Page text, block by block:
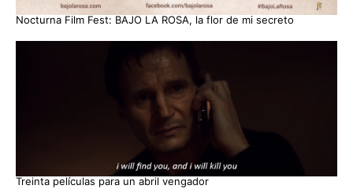
Nocturna Film Fest: BAJO LA ROSA, la flor de mi secreto
Treinta películas para un abril vengador